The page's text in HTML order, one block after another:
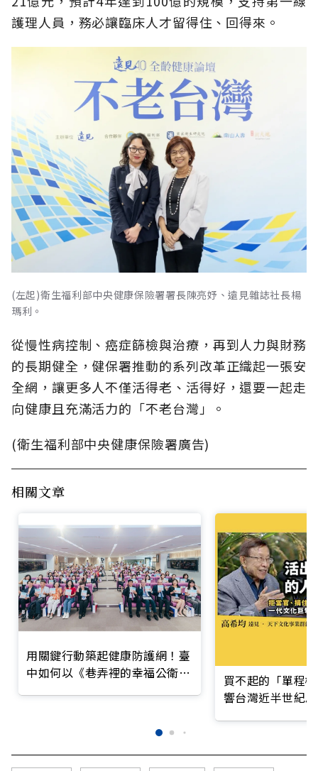
護理人員，務必讓臨床人才留得住、回得來。
(左起)衛生福利部中央健康保險署署長陳亮妤、遠見雜誌社長楊
瑪利。
從慢性病控制、癌症篩檢與治療，再到人力與財務
的長期健全，健保署推動的系列改革正織起一張安
全網，讓更多人不僅活得老、活得好，還要一起走
向健康且充滿活力的「不老台灣」。
(衛生福利部中央健康保險署廣告)
相關文章
用關鍵行動築起健康防護網！臺
中如何以《巷弄裡的幸福公衛》
買不起的「單程
響台灣近半世紀